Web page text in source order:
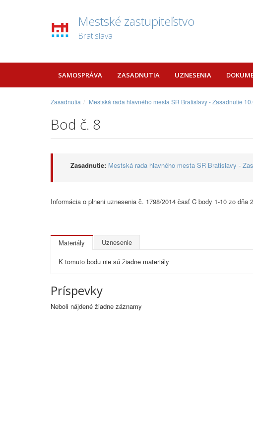
Mestské zastupiteľstvo
Bratislava
SAMOSPRÁVA ZASADNUTIA UZNESENIA
Zasadnutia Mestská rada hlavného mesta SR Bratislavy - Zasadnutie
Bod č. 8
Zasadnutie: Mestská rada hlavného mesta SR Bratislavy -
Informácia o plneni uznesenia č. 1798/2014 časť C body 1-10 zo
Materiály Uznesenie
K tomuto bodu nie sú žiadne materiály
Príspevky
Neboli nájdené žiadne záznamy